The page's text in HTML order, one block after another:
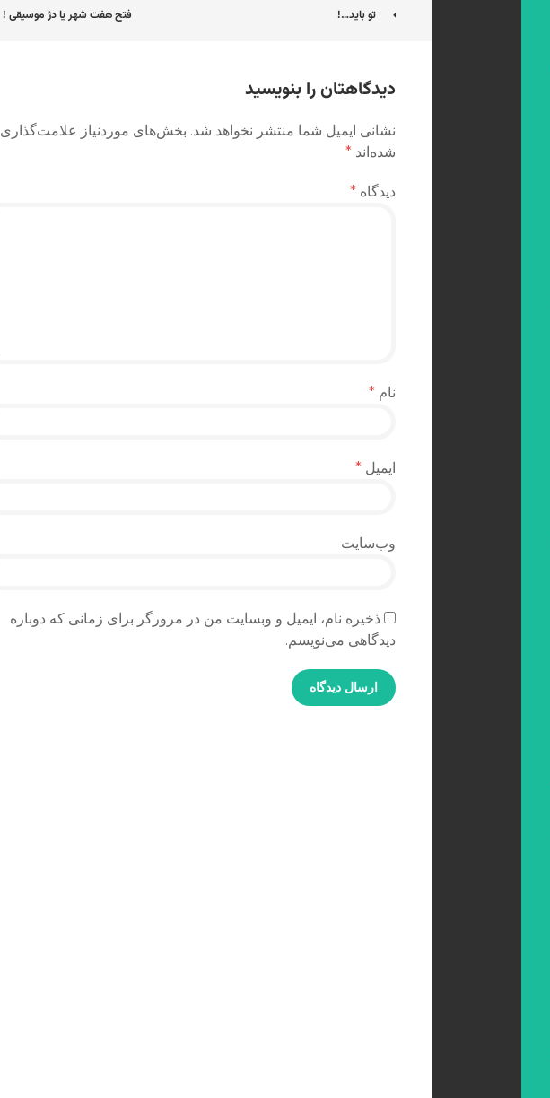
ناوبری
تو باید…! فتح هفت شهر یا دژ موسیقی !
دیدگاهتان را بنویسید
نشانی ایمیل شما منتشر نخواهد شد. بخش‌های موردنیاز علامت‌گذاری
شده‌اند *
دیدگاه *
نام *
ایمیل *
وب‌سایت
ذخیره نام، ایمیل و وبسایت من در مرورگر برای زمانی که دوباره
دیدگاهی می‌نویسم.